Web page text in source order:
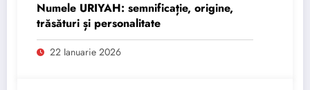
Numele URIYAH: semnificație, origine,
trăsături și personalitate
22 Ianuarie 2026